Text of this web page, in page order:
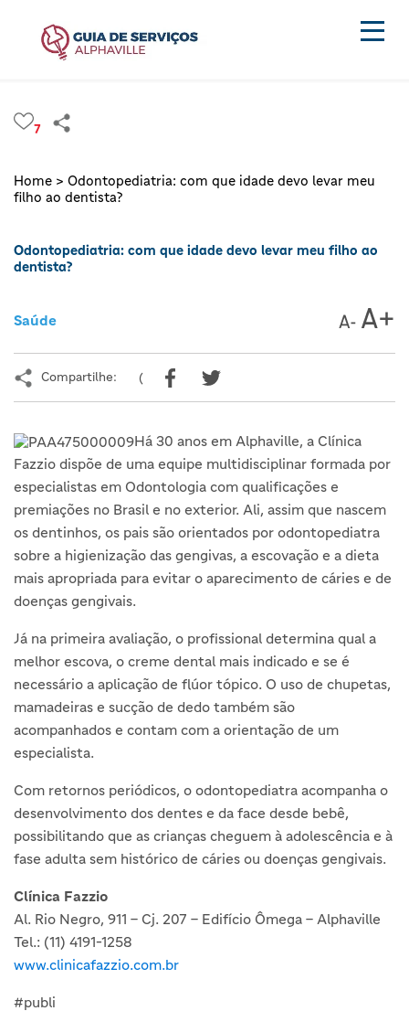
7
Home > Odontopediatria: com que idade devo levar meu
filho ao dentista?
Odontopediatria: com que idade devo levar meu filho ao
dentista?
Saúde
Compartilhe: (
Há 30 anos em Alphaville, a Clínica
Fazzio dispõe de uma equipe multidisciplinar formada por
especialistas em Odontologia com qualificações e
premiações no Brasil e no exterior. Ali, assim que nascem
os dentinhos, os pais são orientados por odontopediatra
sobre a higienização das gengivas, a escovação e a dieta
mais apropriada para evitar o aparecimento de cáries e de
doenças gengivais.
Já na primeira avaliação, o profissional determina qual a
melhor escova, o creme dental mais indicado e se é
necessário a aplicação de flúor tópico. O uso de chupetas,
mamadeiras e sucção de dedo também são
acompanhados e contam com a orientação de um
especialista.
Com retornos periódicos, o odontopediatra acompanha o
desenvolvimento dos dentes e da face desde bebê,
possibilitando que as crianças cheguem à adolescência e à
fase adulta sem histórico de cáries ou doenças gengivais.
Clínica Fazzio
Al. Rio Negro, 911 – Cj. 207 – Edifício Ômega – Alphaville
Tel.: (11) 4191-1258
www.clinicafazzio.com.br
#publi